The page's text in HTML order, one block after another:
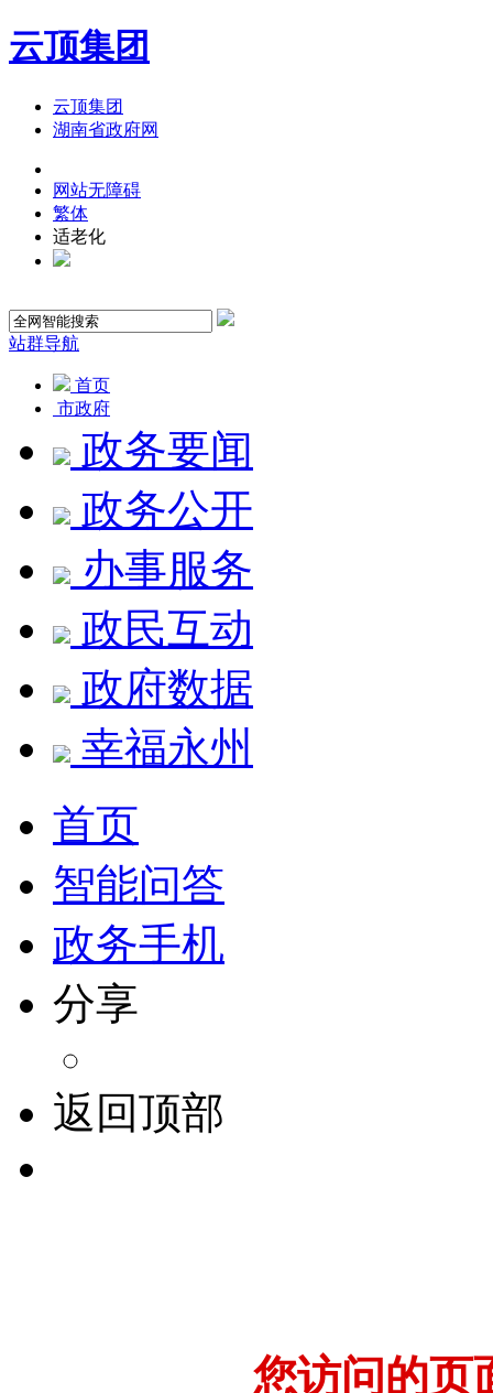
云顶集团
云顶集团
湖南省政府网
网站无障碍
繁体
适老化
站群导航
首页
市政府
政务要闻
政务公开
办事服务
政民互动
政府数据
幸福永州
首页
智能问答
政务手机
分享
返回顶部
您访问的页